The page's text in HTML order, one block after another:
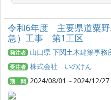
令和6年度 主要県道粟
急）工事 第1工区
発注者 山口県 下関土木建築事務
受注者 株式会社 いのけん
期 間 2024/08/01～2024/12/27